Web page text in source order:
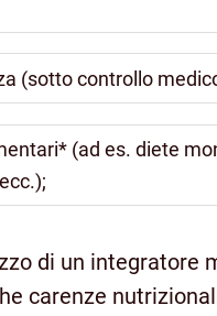
(sotto controllo
(ad es. diete
di un integratore
carenze